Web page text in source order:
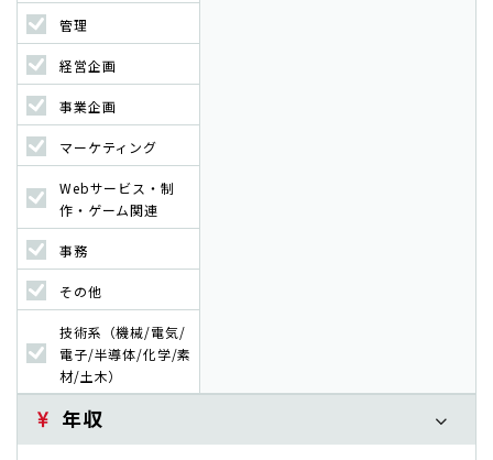
管理
経営企画
事業企画
マーケティング
Webサービス・制
作・ゲーム関連
事務
その他
技術系（機械/電気/
電子/半導体/化学/素
材/土木）
年収